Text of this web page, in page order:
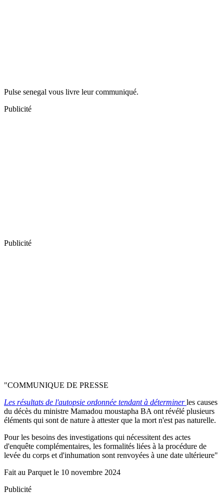
Pulse senegal vous livre leur communiqué.
Publicité
Publicité
"COMMUNIQUE DE PRESSE
Les résultats de l'autopsie ordonnée tendant à déterminer les causes
du décès du ministre Mamadou moustapha BA ont révélé plusieurs
éléments qui sont de nature à attester que la mort n'est pas naturelle.
Pour les besoins des investigations qui nécessitent des actes
d'enquête complémentaires, les formalités liées à la procédure de
levée du corps et d'inhumation sont renvoyées à une date ultérieure"
Fait au Parquet le 10 novembre 2024
Publicité